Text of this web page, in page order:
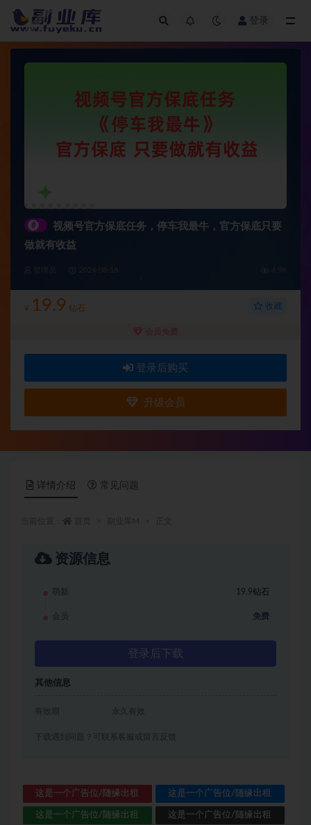
登录
#
视频号官方保底任务，停车我最牛，官方保底只要
做就有收益
¥ 19.9 钻石 收藏
会员免费
登录后购买
升级会员
详情介绍 常见问题
资源信息
萌新 19.9钻石
会员 免费
登录后下载
其他信息
有效期 永久有效
下载遇到问题？可联系客服或留言反馈
这是一个广告位/随缘出租 这是一个广告位/随缘出租
这是一个广告位/随缘出租 这是一个广告位/随缘出租